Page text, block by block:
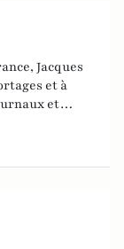
Jacques
et à
et
Enchaîné, Le
de Défense